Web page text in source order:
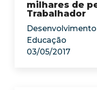
milhares de
Trabalhador
Educação
03/05/2017